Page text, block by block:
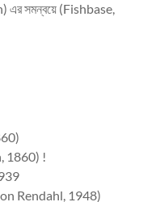
এর সমন্বয়ে (Fishbase,
1860) !
Rendahl, 1948)